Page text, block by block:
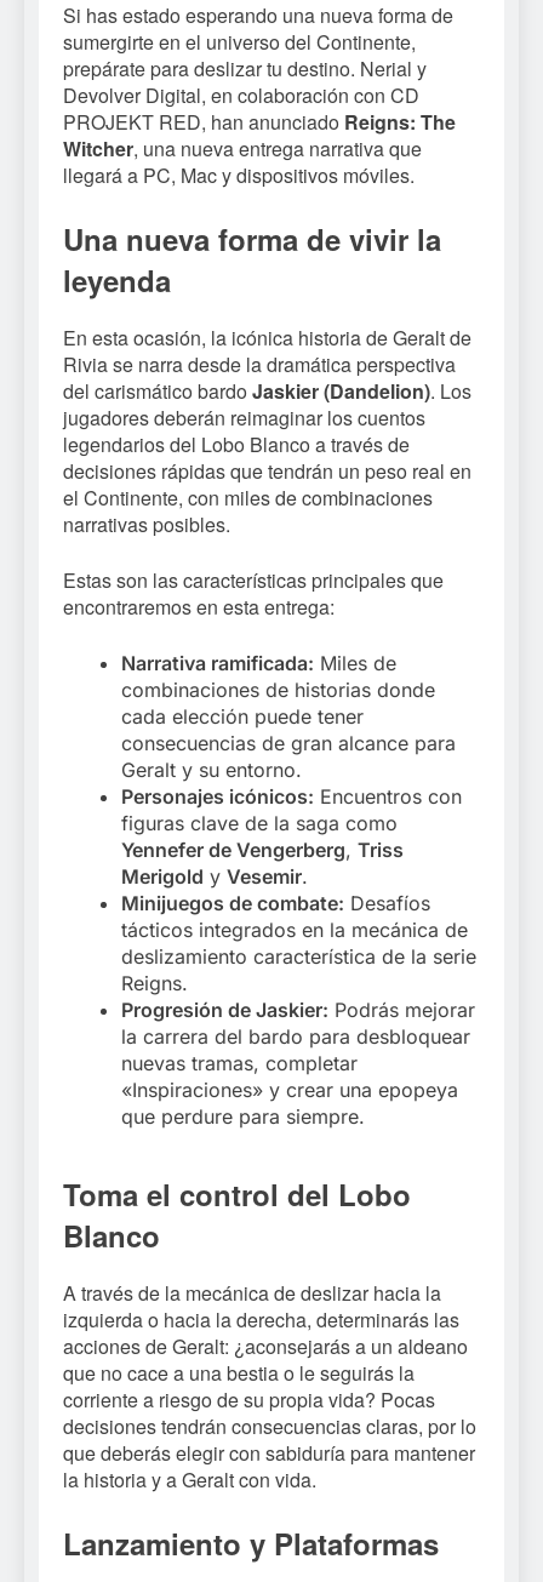
Si has estado esperando una nueva forma de
sumergirte en el universo del Continente,
prepárate para deslizar tu destino. Nerial y
Devolver Digital, en colaboración con CD
PROJEKT RED, han anunciado Reigns: The
Witcher, una nueva entrega narrativa que
llegará a PC, Mac y dispositivos móviles.
Una nueva forma de vivir la
leyenda
En esta ocasión, la icónica historia de Geralt de
Rivia se narra desde la dramática perspectiva
del carismático bardo Jaskier (Dandelion). Los
jugadores deberán reimaginar los cuentos
legendarios del Lobo Blanco a través de
decisiones rápidas que tendrán un peso real en
el Continente, con miles de combinaciones
narrativas posibles.
Estas son las características principales que
encontraremos en esta entrega:
Narrativa ramificada: Miles de
combinaciones de historias donde
cada elección puede tener
consecuencias de gran alcance para
Geralt y su entorno.
Personajes icónicos: Encuentros con
figuras clave de la saga como
Yennefer de Vengerberg, Triss
Merigold y Vesemir.
Minijuegos de combate: Desafíos
tácticos integrados en la mecánica de
deslizamiento característica de la serie
Reigns.
Progresión de Jaskier: Podrás mejorar
la carrera del bardo para desbloquear
nuevas tramas, completar
«Inspiraciones» y crear una epopeya
que perdure para siempre.
Toma el control del Lobo
Blanco
A través de la mecánica de deslizar hacia la
izquierda o hacia la derecha, determinarás las
acciones de Geralt: ¿aconsejarás a un aldeano
que no cace a una bestia o le seguirás la
corriente a riesgo de su propia vida? Pocas
decisiones tendrán consecuencias claras, por lo
que deberás elegir con sabiduría para mantener
la historia y a Geralt con vida.
Lanzamiento y Plataformas